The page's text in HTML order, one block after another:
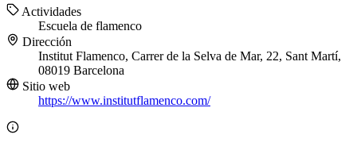
Actividades
Escuela de flamenco
Dirección
Institut Flamenco, Carrer de la Selva de Mar, 22, Sant Martí,
08019 Barcelona
Sitio web
https://www.institutflamenco.com/